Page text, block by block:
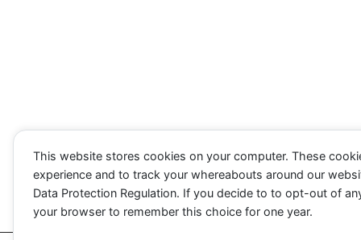
This website stores cookies on your computer. These
experience and to track your whereabouts around our
Data Protection Regulation. If you decide to to opt-out of
your browser to remember this choice for one year.